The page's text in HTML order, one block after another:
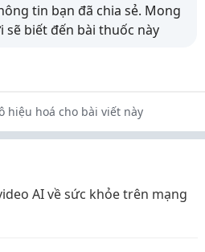
tin bạn đã chia sẻ. Mong
sẽ biết đến bài thuốc này
hiệu hoá cho bài viết này
AI về sức khỏe trên mạng